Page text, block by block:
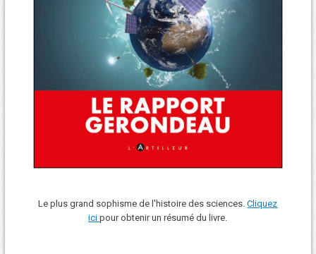
Le plus grand sophisme de l'histoire des sciences.Cliquez
icipour obtenir un résumé du livre.